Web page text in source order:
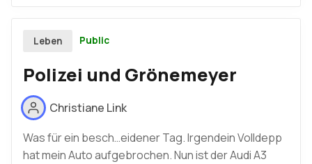
Leben Public
Polizei und Grönemeyer
Christiane Link
Was für ein besch…eidener Tag. Irgendein Volldepp
hat mein Auto aufgebrochen. Nun ist der Audi A3